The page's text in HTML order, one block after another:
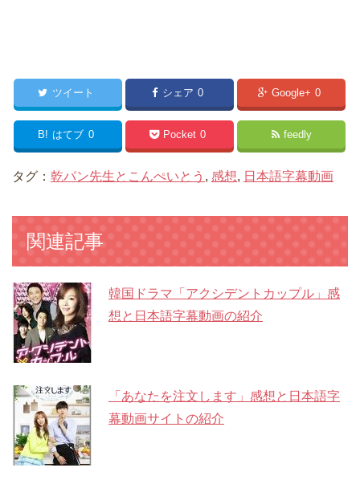
ツイート シェア 0 Google+ 0
B! はてブ 0 Pocket 0 feedly
タグ： 乾パン先生とこんぺいとう , 感想, 日本語字幕動画
関連記事
韓国ドラマ「アクシデントカップル」感
想と日本語字幕動画の紹介
「あなたを注文します」感想と日本語字
幕動画サイトの紹介